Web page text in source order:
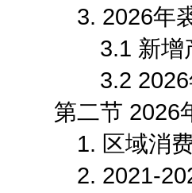
3. 2026年裘
3.1 新增产
3.2 2026年
第二节 2026年
1. 区域消费
2. 2021-2025